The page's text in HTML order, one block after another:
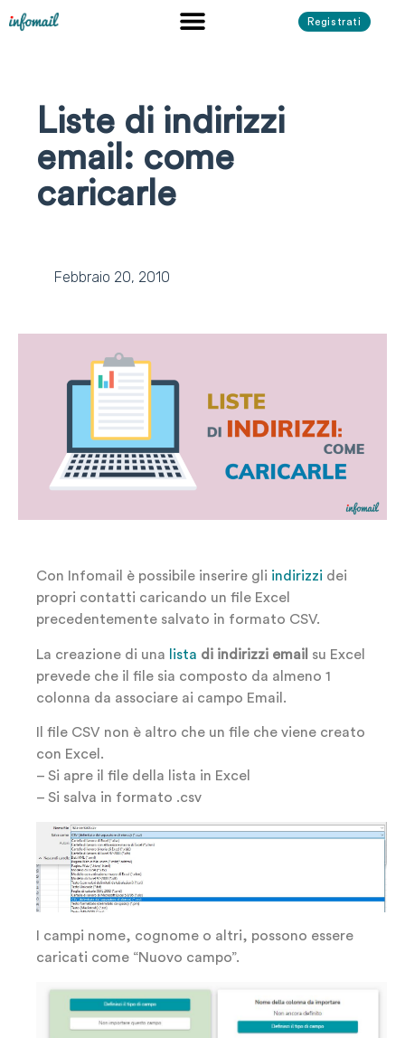
Registrati
Liste di indirizzi
email: come
caricarle
Febbraio 20, 2010
Con Infomail è possibile inserire gli indirizzi dei
propri contatti caricando un file Excel
precedentemente salvato in formato CSV.
La creazione di una lista di indirizzi email su Excel
prevede che il file sia composto da almeno 1
colonna da associare ai campo Email.
Il file CSV non è altro che un file che viene creato
con Excel.
– Si apre il file della lista in Excel
– Si salva in formato .csv
I campi nome, cognome o altri, possono essere
caricati come “Nuovo campo”.